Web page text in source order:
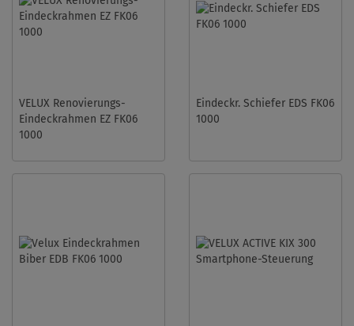
VELUX Renovierungs-
Eindeckrahmen EZ FK06
1000
Eindeckr. Schiefer EDS FK06
1000